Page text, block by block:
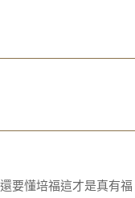
要懂培福這才是真有